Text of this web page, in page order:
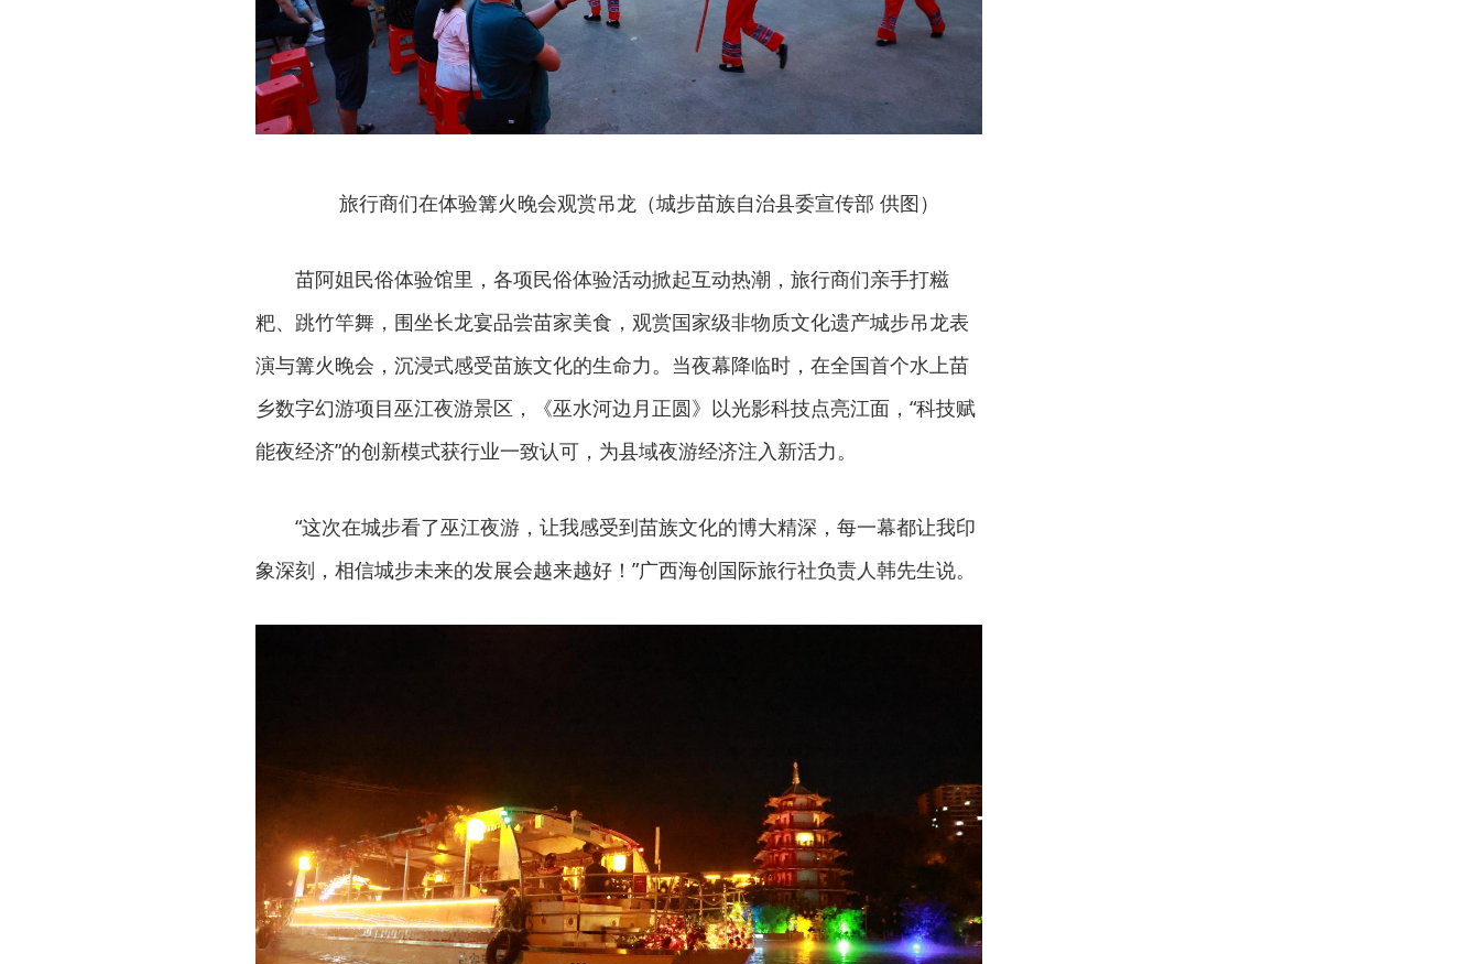
旅行商们在体验篝火晚会观赏吊龙（城步苗族自治县委宣传部 供图）
苗阿姐民俗体验馆里，各项民俗体验活动掀起互动热潮，旅行商们亲手打糍
粑、跳竹竿舞，围坐长龙宴品尝苗家美食，观赏国家级非物质文化遗产城步吊龙表
演与篝火晚会，沉浸式感受苗族文化的生命力。当夜幕降临时，在全国首个水上苗
乡数字幻游项目巫江夜游景区，《巫水河边月正圆》以光影科技点亮江面，“科技赋
能夜经济”的创新模式获行业一致认可，为县域夜游经济注入新活力。
“这次在城步看了巫江夜游，让我感受到苗族文化的博大精深，每一幕都让我印
象深刻，相信城步未来的发展会越来越好！”广西海创国际旅行社负责人韩先生说。